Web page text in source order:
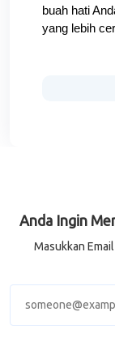
buah hati
yang lebih
Anda Ingin
Masukkan